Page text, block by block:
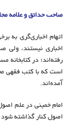
صاحب حدائق و علامه
اتهام اخباری‌گری به
اخباری نیستند،
رفته‌اند؛ در
است که با کتب فقهی
آمده‌اند.
امام خمینی در علم
اصول کنار گذاشته